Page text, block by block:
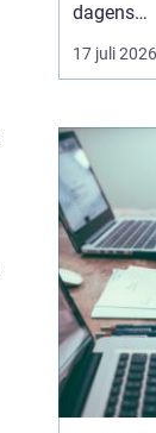
dagens
effektiva
verktyg
är en...
17 juli 2026